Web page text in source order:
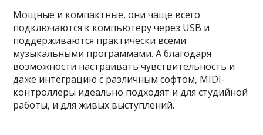
Мощные и компактные, они чаще всего
подключаются к компьютеру через USB и
поддерживаются практически всеми
музыкальными программами. А благодаря
возможности настраивать чувствительность и
даже интеграцию с различным софтом, MIDI-
контроллеры идеально подходят и для студийной
работы, и для живых выступлений.